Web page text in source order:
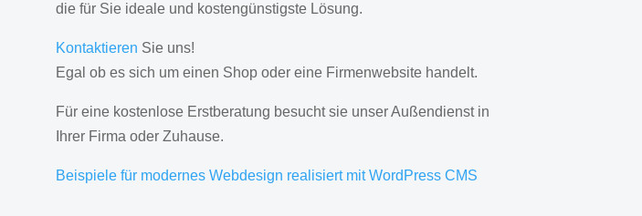
die für Sie ideale und kostengünstigste Lösung.
Kontaktieren Sie uns!
Egal ob es sich um einen Shop oder eine Firmenwebsite handelt.
Für eine kostenlose Erstberatung besucht sie unser Außendienst in
Ihrer Firma oder Zuhause.
Beispiele für modernes Webdesign realisiert mit WordPress CMS